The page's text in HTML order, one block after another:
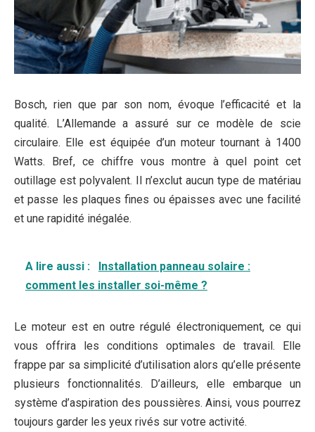
Bosch, rien que par son nom, évoque l’efficacité et la
qualité. L’Allemande a assuré sur ce modèle de scie
circulaire. Elle est équipée d’un moteur tournant à 1400
Watts. Bref, ce chiffre vous montre à quel point cet
outillage est polyvalent. Il n’exclut aucun type de matériau
et passe les plaques fines ou épaisses avec une facilité
et une rapidité inégalée.
A lire aussi :
Installation panneau solaire :
comment les installer soi-même ?
Le moteur est en outre régulé électroniquement, ce qui
vous offrira les conditions optimales de travail. Elle
frappe par sa simplicité d’utilisation alors qu’elle présente
plusieurs fonctionnalités. D’ailleurs, elle embarque un
système d’aspiration des poussières. Ainsi, vous pourrez
toujours garder les yeux rivés sur votre activité.